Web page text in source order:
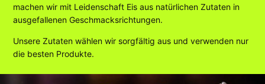
machen wir mit Leidenschaft Eis aus natürlichen Zutaten in
ausgefallenen Geschmacksrichtungen.
Unsere Zutaten wählen wir sorgfältig aus und verwenden nur
die besten Produkte.